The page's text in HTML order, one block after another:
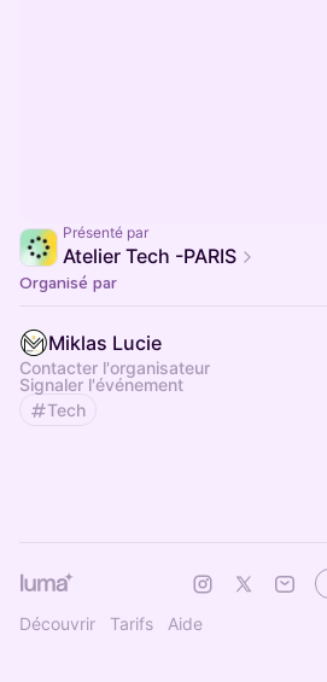
Présenté par
Atelier Tech -PARIS
Organisé par
Miklas Lucie
Contacter l'organisateur
Signaler l'événement
Tech
Découvrir Tarifs Aide